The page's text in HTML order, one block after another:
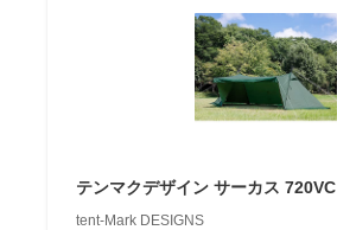
テンマクデザイン サーカス 720VC
tent-Mark DESIGNS